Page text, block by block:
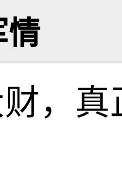
情
，真